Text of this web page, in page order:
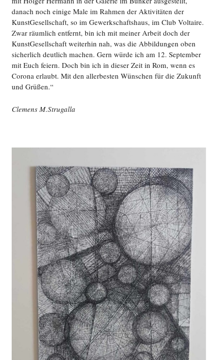
danach noch einige Male im Rahmen der Aktivitäten der
KunstGesellschaft, so im Gewerkschaftshaus, im Club Voltaire.
Zwar räumlich entfernt, bin ich mit meiner Arbeit doch der
KunstGesellschaft weiterhin nah, was die Abbildungen oben
sicherlich deutlich machen. Gern würde ich am 12. September
mit Euch feiern. Doch bin ich in dieser Zeit in Rom, wenn es
Corona erlaubt. Mit den allerbesten Wünschen für die Zukunft
und Grüßen.“
Clemens M.Strugalla